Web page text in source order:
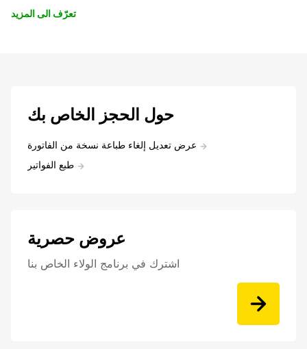
تعرّف الى المزيد
حول الحجز الخاص بك
عرض تعديل إلغاء طباعة نسخة من الفاتورة
طبع الفواتير
عروض حصرية
اشترك في برنامج الولاء الخاص بنا